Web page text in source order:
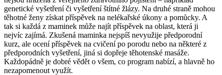
genetické vyšetření či vyšetření štítné žlázy. Na druhé straně mohou
těhotné ženy získat příspěvek na nelékařské úkony a pomůcky. A
tak si každá z maminek může najít příspěvek na oblast, která ji
nejvíc zajímá. Zkušená maminka nejspíš nevyužije předporodní
kurz, ale ocení příspěvek na cvičení po porodu nebo na některé z
předporodních vyšetření, jiná si dopřeje těhotenské masáže.
Každopádně je dobré vědět o všem, co program nabízí, a hlavně ho
nezapomenout využít.